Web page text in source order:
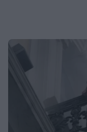
Γιώργος Λιάγκας -
της Ελλάδας…»:
την ΑΙ φωτό που